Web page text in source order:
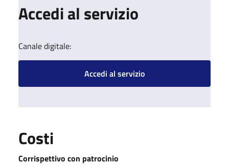
Accedi al servizio
Canale digitale:
Accedi al servizio
Costi
Corrispettivo con patrocinio